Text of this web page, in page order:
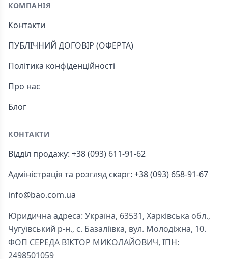
КОМПАНІЯ
Контакти
ПУБЛІЧНИЙ ДОГОВІР (ОФЕРТА)
Політика конфіденційності
Про нас
Блог
КОНТАКТИ
Відділ продажу: +38 (093) 611-91-62
Адміністрація та розгляд скарг: +38 (093) 658-91-67
info@bao.com.ua
Юридична адреса: Україна, 63531, Харківська обл.,
Чугуївський р-н., с. Базаліївка, вул. Молодіжна, 10.
ФОП СЕРЕДА ВІКТОР МИКОЛАЙОВИЧ, ІПН:
2498501059